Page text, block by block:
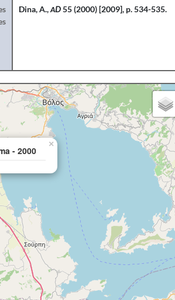
Dina, A.,ΑD55 (2000) [2009], p. 534-535.
- 2000
×